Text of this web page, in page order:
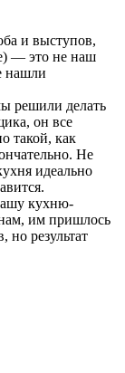
и выступов,
— это не наш
нашли
решили делать
он все
такой, как
Не
идеально
кухню-
им пришлось
результат